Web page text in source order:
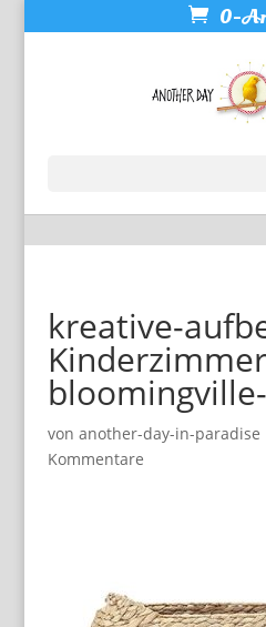
0-
kreative-
von another-day-in-paradise
Kommentare